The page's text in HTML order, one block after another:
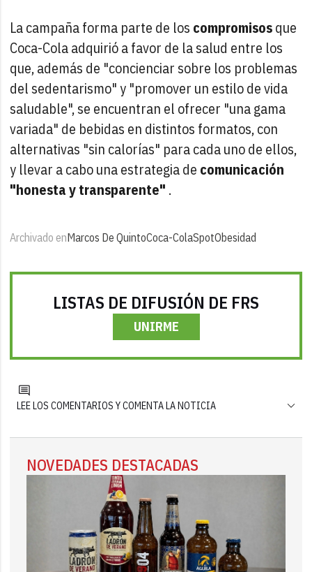
La campaña forma parte de los compromisosque
Coca-Cola adquirió a favor de la salud entre los
que, además de "concienciar sobre los problemas
del sedentarismo" y "promover un estilo de vida
saludable", se encuentran el ofrecer "una gama
variada" de bebidas en distintos formatos, con
alternativas "sin calorías" para cada uno de ellos,
y llevar a cabo una estrategia de comunicación
"honesta y transparente" .
Archivado enMarcos De QuintoCoca-ColaSpotObesidad
LISTAS DE DIFUSIÓN DE FRS
UNIRME
LEE LOS COMENTARIOS Y COMENTA LA NOTICIA
NOVEDADES DESTACADAS